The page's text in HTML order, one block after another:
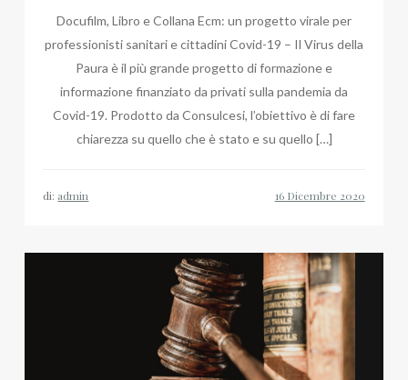
Docufilm, Libro e Collana Ecm: un progetto virale per
professionisti sanitari e cittadini Covid-19 – Il Virus della
Paura è il più grande progetto di formazione e
informazione finanziato da privati sulla pandemia da
Covid-19. Prodotto da Consulcesi, l’obiettivo è di fare
chiarezza su quello che è stato e su quello […]
di: admin